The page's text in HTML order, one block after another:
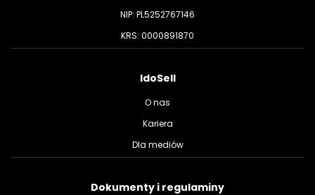
NIP: PL5252767146
KRS: 0000891870
IdoSell
O nas
Kariera
Dla mediów
Dokumenty i regulaminy